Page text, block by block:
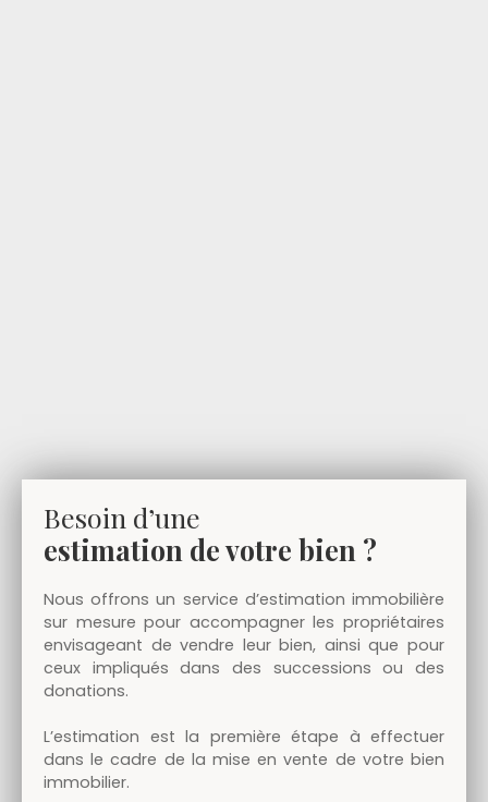
Besoin d’une
estimation de votre bien ?
Nous offrons un service d’estimation immobilière
sur mesure pour accompagner les propriétaires
envisageant de vendre leur bien, ainsi que pour
ceux impliqués dans des successions ou des
donations.
L’estimation est la première étape à effectuer
dans le cadre de la mise en vente de votre bien
immobilier.